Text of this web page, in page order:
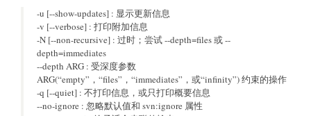
-u [--show-updates] : 显示更新信息
-v [--verbose] : 打印附加信息
-N [--non-recursive] : 过时；尝试 --depth=files 或 --
depth=immediates
--depth ARG : 受深度参数
ARG(“empty”，“files”，“immediates”，或“infinity”) 约束的操作
-q [--quiet] : 不打印信息，或只打印概要信息
--no-ignore : 忽略默认值和 svn:ignore 属性